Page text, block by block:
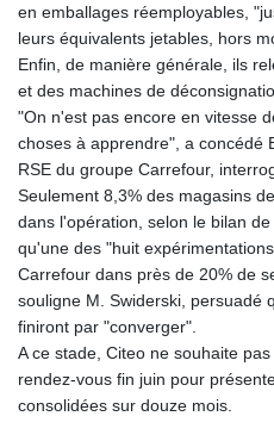
en emballages réemployables,
leurs équivalents jetables, hors
Enfin, de manière générale, ils
et des machines de
"On n'est pas encore en vitesse
choses à apprendre", a concédé
RSE du groupe Carrefour,
Seulement 8,3% des magasins
dans l'opération, selon le bilan
qu'une des "huit
Carrefour dans près de 20% de
souligne M. Swiderski, persuadé
finiront par "converger".
A ce stade, Citeo ne souhaite
rendez-vous fin juin pour
consolidées sur douze mois.